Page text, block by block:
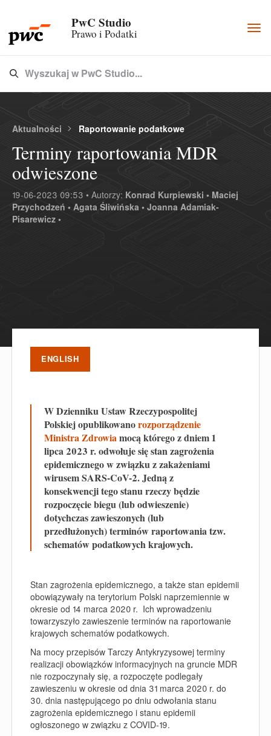
PwC Studio
Prawo i Podatki
Type 3 or more characters for results.
Wyszukaj w PwC Studio...
Aktualności Raportowanie podatkowe
Terminy raportowania MDR
odwieszone
19-06-2023 09:53 • Autorzy: Konrad Kurpiewski • Maciej
Przychodzeń • Agata Śliwińska • Joanna Adamiak-
Pisarewicz •
ENGLISH
W Dzienniku Ustaw Rzeczypospolitej
Polskiej opublikowanorozporządzenie
Ministra Zdrowia mocą którego z dniem 1
lipca 2023 r. odwołuje się stan zagrożenia
epidemicznego w związku z zakażeniami
wirusem SARS-CoV-2. Jedną z
konsekwencji tego stanu rzeczy będzie
rozpoczęcie biegu (lub odwieszenie)
dotychczas zawieszonych (lub
przedłużonych) terminów raportowania tzw.
schematów podatkowych krajowych.
Stan zagrożenia epidemicznego, a także stan epidemii
obowiązywały na terytorium Polski naprzemiennie w
okresie od 14 marca 2020 r. Ich wprowadzeniu
towarzyszyło zawieszenie terminów na raportowanie
krajowych schematów podatkowych.
Na mocy przepisów Tarczy Antykryzysowej terminy
realizacji obowiązków informacyjnych na gruncie MDR
nie rozpoczynały się, a rozpoczęte podlegały
zawieszeniu w okresie od dnia 31 marca 2020 r. do
30. dnia następującego po dniu odwołania stanu
zagrożenia epidemicznego i stanu epidemii
ogłoszonego w związku z COVID-19.